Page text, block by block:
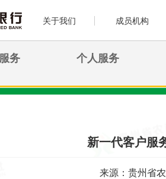
关于我们 成员机构
务 个人服务
新一代客户服
来源：贵州省